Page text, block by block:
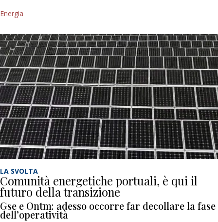
Energia
LA SVOLTA
Comunità energetiche portuali, è qui il
futuro della transizione
Gse e Ontm: adesso occorre far decollare la fase
dell’operatività